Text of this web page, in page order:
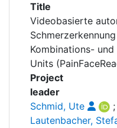
Title
Videobasierte
Kombinations-
Units
Project
leader
Schmid, Ute
;
Lautenbacher,